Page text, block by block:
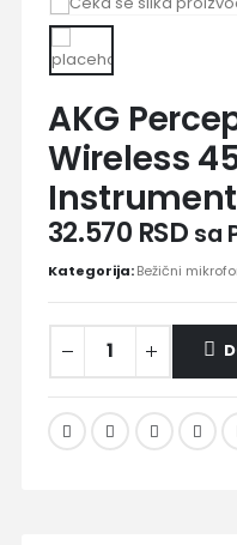
AKG
Wireless
32.570 RSD sa
Kategorija:Bežični